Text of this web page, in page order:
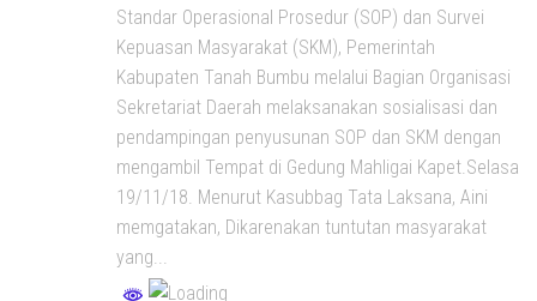
Standar Operasional Prosedur (SOP) dan Survei
Kepuasan Masyarakat (SKM), Pemerintah
Kabupaten Tanah Bumbu melalui Bagian Organisasi
Sekretariat Daerah melaksanakan sosialisasi dan
pendampingan penyusunan SOP dan SKM dengan
mengambil Tempat di Gedung Mahligai Kapet.Selasa
19/11/18. Menurut Kasubbag Tata Laksana, Aini
memgatakan, Dikarenakan tuntutan masyarakat
yang...